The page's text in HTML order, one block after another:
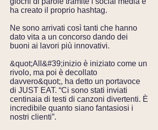
ha creato il proprio hashtag.
Ne sono arrivati così tanti che hanno
dato vita a un concorso dando dei
buoni ai lavori più innovativi.
&quot;All&#39;inizio è iniziato come un
rivolo, ma poi è decollato
davvero&quot;, ha detto un portavoce
di JUST EAT. “Ci sono stati inviati
centinaia di testi di canzoni divertenti. È
incredibile quanto siano fantasiosi i
nostri clienti”.